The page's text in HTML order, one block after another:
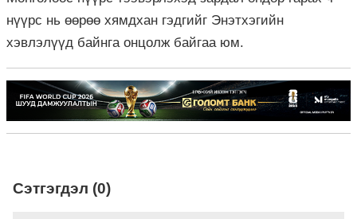
нүүрс нь өөрөө хямдхан гэдгийг Энэтхэгийн
хэвлэлүүд байнга онцолж байгаа юм.
Сэтгэгдэл (0)